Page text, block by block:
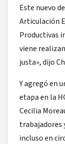
Este nuevo
Articulación
Productivas
viene
justa», dijo
Y agregó en
etapa en la
Cecilia
trabajadores
incluso en